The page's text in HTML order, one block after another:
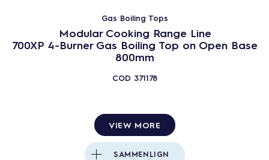
Gas Boiling Tops
Modular Cooking Range Line
700XP 4-Burner Gas Boiling Top on Open Base
800mm
COD 371178
VIEW MORE
SAMMENLIGN